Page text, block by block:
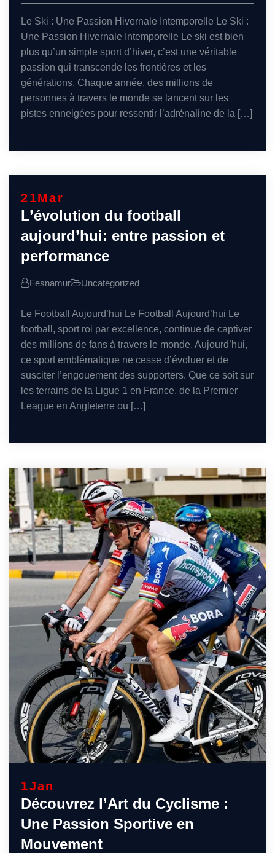
Le Ski : Une Passion Hivernale Intemporelle Le Ski :
Une Passion Hivernale Intemporelle Le ski est bien
plus qu’un simple sport d’hiver, c’est une véritable
passion qui transcende les frontières et les
générations. Chaque année, des millions de
personnes à travers le monde se lancent sur les
pistes enneigées pour ressentir l’adrénaline de la […]
21Mar
L’évolution du football
aujourd’hui: entre passion et
performance
Fesnamur Uncategorized
Le Football Aujourd’hui Le Football Aujourd’hui Le
football, sport roi par excellence, continue de captiver
des millions de fans à travers le monde. Aujourd’hui,
ce sport emblématique ne cesse d’évoluer et de
susciter l’engouement des supporters. Que ce soit sur
les terrains de la Ligue 1 en France, de la Premier
League en Angleterre ou […]
1Jan
Découvrez l’Art du Cyclisme :
Une Passion Sportive en
Mouvement